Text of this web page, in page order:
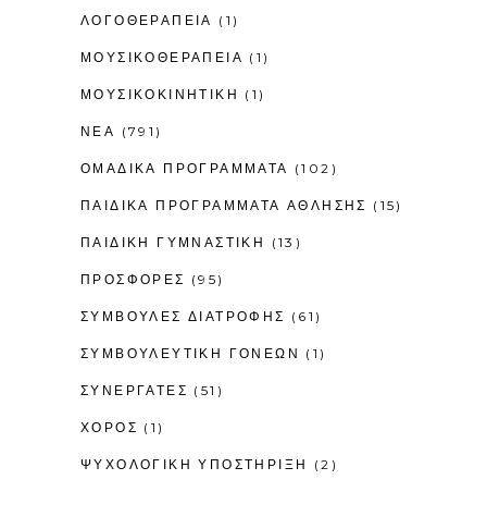
ΛΟΓΟΘΕΡΑΠΕΊΑ (1)
ΜΟΥΣΙΚΟΘΕΡΑΠΕΊΑ (1)
ΜΟΥΣΙΚΟΚΙΝΗΤΙΚΉ (1)
ΝΕΑ (791)
ΟΜΑΔΙΚΑ ΠΡΟΓΡΑΜΜΑΤΑ (102)
ΠΑΙΔΙΚΆ ΠΡΟΓΡΆΜΜΑΤΑ ΆΘΛΗΣΗΣ (15)
ΠΑΙΔΙΚΉ ΓΥΜΝΑΣΤΙΚΉ (13)
ΠΡΟΣΦΟΡΕΣ (95)
ΣΥΜΒΟΥΛΕΣ ΔΙΑΤΡΟΦΗΣ (61)
ΣΥΜΒΟΥΛΕΥΤΙΚΉ ΓΟΝΈΩΝ (1)
ΣΥΝΕΡΓΑΤΕΣ (51)
ΧΟΡΟΣ (1)
ΨΥΧΟΛΟΓΙΚΉ ΥΠΟΣΤΉΡΙΞΗ (2)